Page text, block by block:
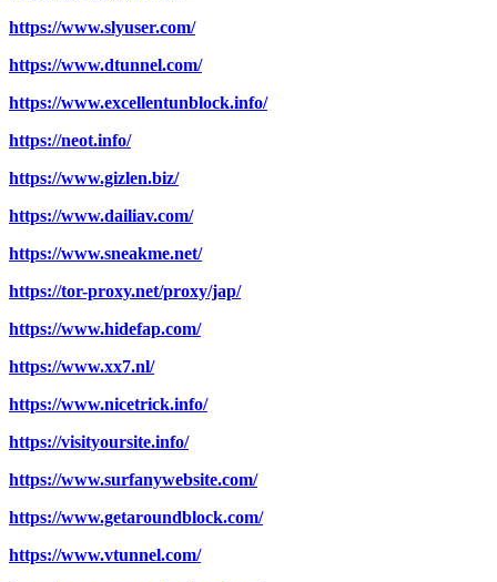
https://www.slyuser.com/
https://www.dtunnel.com/
https://www.excellentunblock.info/
https://neot.info/
https://www.gizlen.biz/
https://www.dailiav.com/
https://www.sneakme.net/
https://tor-proxy.net/proxy/jap/
https://www.hidefap.com/
https://www.xx7.nl/
https://www.nicetrick.info/
https://visityoursite.info/
https://www.surfanywebsite.com/
https://www.getaroundblock.com/
https://www.vtunnel.com/